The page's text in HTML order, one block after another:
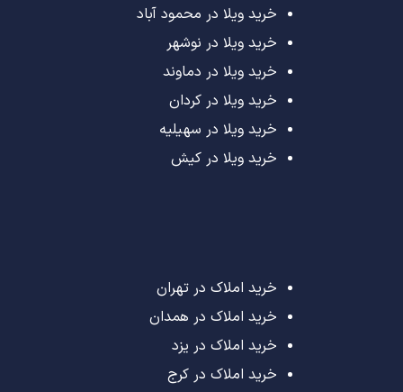
خرید ویلا در محمود آباد
خرید ویلا در نوشهر
خرید ویلا در دماوند
خرید ویلا در کردان
خرید ویلا در سهیلیه
خرید ویلا در کیش
خرید املاک در تهران
خرید املاک در همدان
خرید املاک در یزد
خرید املاک در کرج